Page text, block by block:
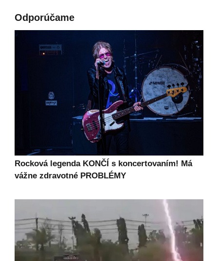
Odporúčame
Rocková legenda KONČÍ s koncertovaním! Má
vážne zdravotné PROBLÉMY